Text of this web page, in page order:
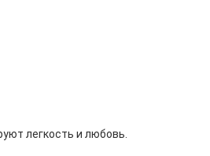
легкость и любовь.